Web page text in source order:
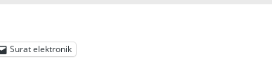
Surat elektronik